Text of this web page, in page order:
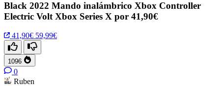
Black 2022 Mando inalámbrico Xbox Controller
Electric Volt Xbox Series X por 41,90€
41,90€ 59,99€
1096
0
Ruben